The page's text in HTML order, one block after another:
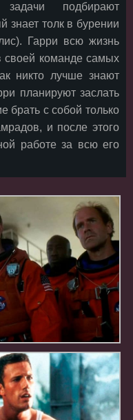
подбирают
знает толк в бурении
Гарри всю жизнь
своей команде самых
никто лучше знают
планируют заслать
брать с собой только
и после этого
работе за всю его